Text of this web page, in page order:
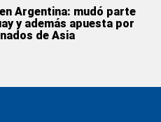
Argentina: mudó parte
y además apuesta por
de Asia